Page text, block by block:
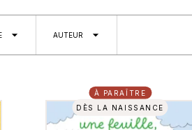
arrow_drop_down AUTEUR arrow_drop_down
À PARAÎTRE
DÈS LA NAISSANCE